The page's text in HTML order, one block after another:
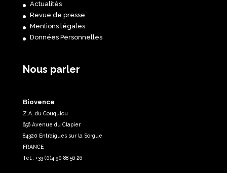
Actualités
Revue de presse
Mentions légales
Données Personnelles
Nous parler
Biovence
Z.A. du Couquiou
656 Avenue du Clapier
84320 Entraigues sur la Sorgue
FRANCE
Tél.: +33 (0)4 90 88 56 26